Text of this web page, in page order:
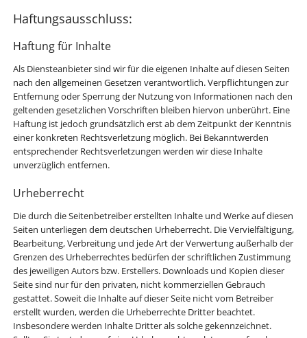
Haftungsausschluss:
Haftung für Inhalte
Als Diensteanbieter sind wir für die eigenen Inhalte auf diesen Seiten
nach den allgemeinen Gesetzen verantwortlich. Verpflichtungen zur
Entfernung oder Sperrung der Nutzung von Informationen nach den
geltenden gesetzlichen Vorschriften bleiben hiervon unberührt. Eine
Haftung ist jedoch grundsätzlich erst ab dem Zeitpunkt der Kenntnis
einer konkreten Rechtsverletzung möglich. Bei Bekanntwerden
entsprechender Rechtsverletzungen werden wir diese Inhalte
unverzüglich entfernen.
Urheberrecht
Die durch die Seitenbetreiber erstellten Inhalte und Werke auf diesen
Seiten unterliegen dem deutschen Urheberrecht. Die Vervielfältigung,
Bearbeitung, Verbreitung und jede Art der Verwertung außerhalb der
Grenzen des Urheberrechtes bedürfen der schriftlichen Zustimmung
des jeweiligen Autors bzw. Erstellers. Downloads und Kopien dieser
Seite sind nur für den privaten, nicht kommerziellen Gebrauch
gestattet. Soweit die Inhalte auf dieser Seite nicht vom Betreiber
erstellt wurden, werden die Urheberrechte Dritter beachtet.
Insbesondere werden Inhalte Dritter als solche gekennzeichnet.